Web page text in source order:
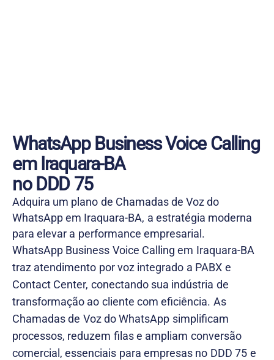
WhatsApp Business Voice Calling
em Iraquara-BA
no DDD 75
Adquira um plano de Chamadas de Voz do
WhatsApp em Iraquara-BA, a estratégia moderna
para elevar a performance empresarial.
WhatsApp Business Voice Calling em Iraquara-BA
traz atendimento por voz integrado a PABX e
Contact Center, conectando sua indústria de
transformação ao cliente com eficiência. As
Chamadas de Voz do WhatsApp simplificam
processos, reduzem filas e ampliam conversão
comercial, essenciais para empresas no DDD 75 e